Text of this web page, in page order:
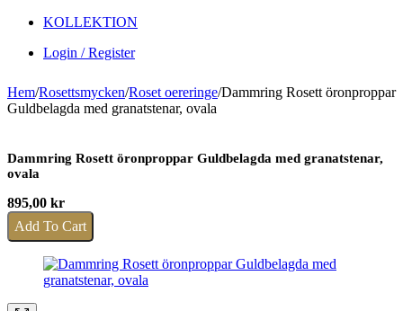
KOLLEKTION
Login / Register
Hem/Rosettsmycken/Roset oereringe/Dammring Rosett öronproppar
Guldbelagda med granatstenar, ovala
Dammring Rosett öronproppar Guldbelagda med granatstenar,
ovala
895,00 kr
Add To Cart